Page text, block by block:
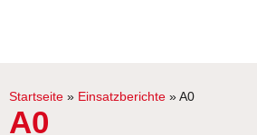
Startseite » Einsatzberichte » A0
A0